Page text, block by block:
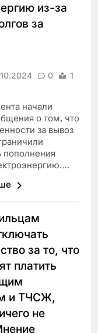
из-за
за
0
1
начали
о том, что
за вывоз
пополнения
за то, что
платить
и ТЧСЖ,
не